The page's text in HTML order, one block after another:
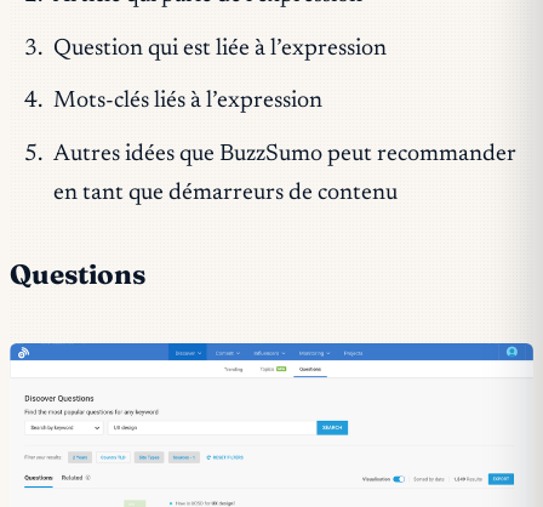
Question qui est liée à l’expression
Mots-clés liés à l’expression
Autres idées que BuzzSumo peut recommander
en tant que démarreurs de contenu
Questions